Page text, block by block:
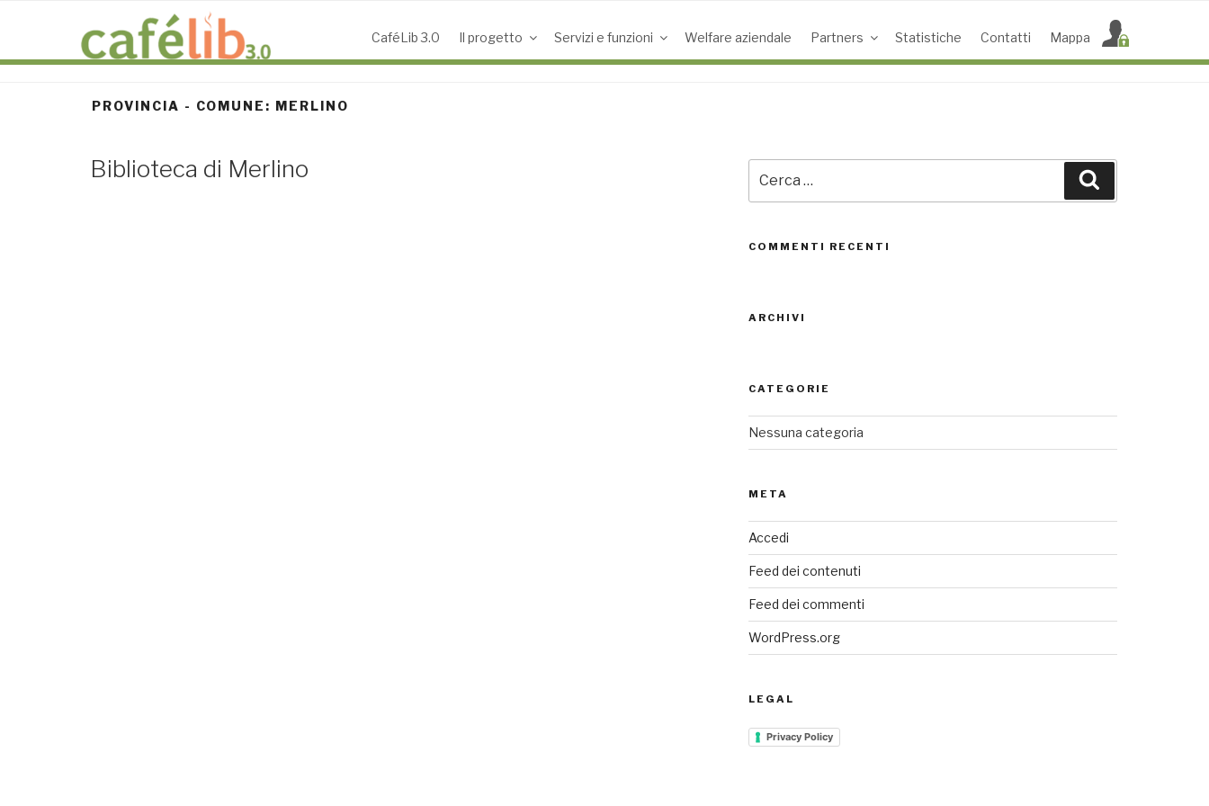
ACCESS POINT ATTIVI
0
SEDI CONNESSE
REAL TIME
CaféLib 3.0 Il progetto Servizi e funzioni Welfare aziendale Partners Statistiche Contatti Mappa
PROVINCIA - COMUNE: MERLINO
Biblioteca di Merlino
COMMENTI RECENTI
ARCHIVI
CATEGORIE
Nessuna categoria
META
Accedi
Feed dei contenuti
Feed dei commenti
WordPress.org
LEGAL
Privacy Policy